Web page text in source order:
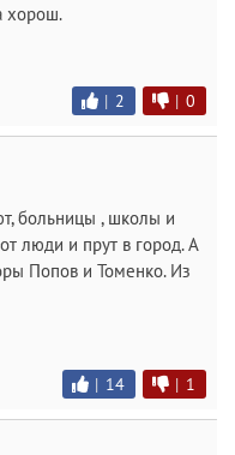
хорош.
| 2 | 0
больницы , школы и
люди и прут в город. А
Попов и Томенко. Из
| 14 | 1